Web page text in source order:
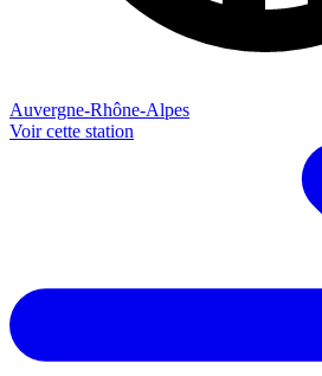
Auvergne-Rhône-Alpes
Voir cette station